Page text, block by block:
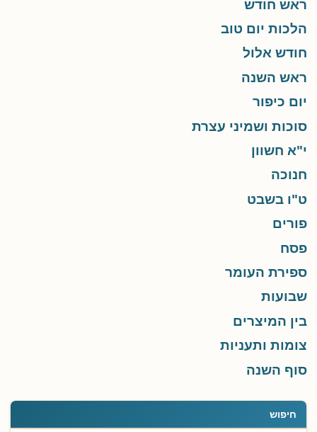
חיפוש
ראש חודש
הלכות יום טוב
חודש אלול
ראש השנה
יום כיפור
סוכות ושמיני עצרת
י"א חשוון
חנוכה
ט"ו בשבט
פורים
פסח
ספירת העומר
שבועות
בין המיצרים
צומות ותעניות
סוף השנה